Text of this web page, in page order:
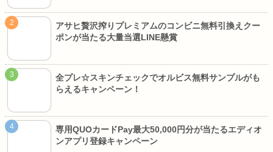
アサヒ贅沢搾りプレミアムのコンビニ無料引換えクー
ポンが当たる大量当選LINE懸賞
全プレ☆スキンチェックでオルビス無料サンプルがも
らえるキャンペーン！
専用QUOカードPay最大50,000円分が当たるエディオ
ンアプリ登録キャンペーン